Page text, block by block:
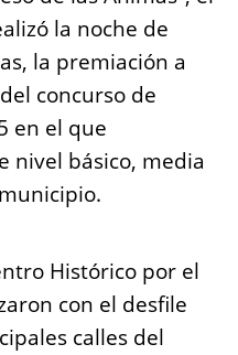
la noche de
la premiación a
concurso de
en el que
nivel básico, media
Histórico por el
con el desfile
calles del